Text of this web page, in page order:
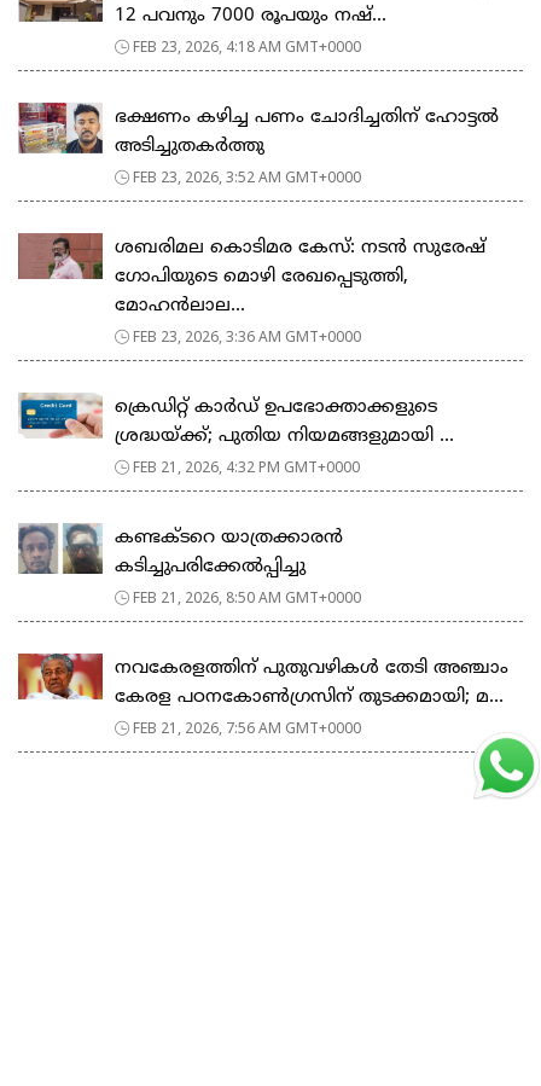
12 പവനും 7000 രൂപയും നഷ്...
FEB 23, 2026, 4:18 AM GMT+0000
ഭക്ഷണം കഴിച്ച പണം ചോദിച്ചതിന് ഹോട്ടൽ
അടിച്ചുതകർത്തു
FEB 23, 2026, 3:52 AM GMT+0000
ശബരിമല കൊടിമര കേസ്: നടൻ സുരേഷ്
ഗോപിയുടെ മൊഴി രേഖപ്പെടുത്തി,
മോഹൻലാല...
FEB 23, 2026, 3:36 AM GMT+0000
ക്രെഡിറ്റ് കാർഡ് ഉപഭോക്താക്കളുടെ
ശ്രദ്ധയ്ക്ക്; പുതിയ നിയമങ്ങളുമായി ...
FEB 21, 2026, 4:32 PM GMT+0000
കണ്ടക്ടറെ യാത്രക്കാരൻ
കടിച്ചുപരിക്കേൽപ്പിച്ചു
FEB 21, 2026, 8:50 AM GMT+0000
നവകേരളത്തിന് പുതുവഴികൾ തേടി അഞ്ചാം
കേരള പഠനകോൺഗ്രസിന് തുടക്കമായി; മ...
FEB 21, 2026, 7:56 AM GMT+0000